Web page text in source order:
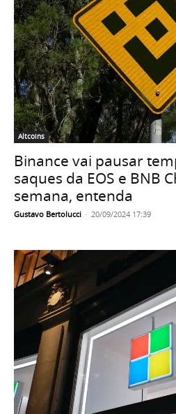
Altcoins
Binance vai pausar
saques da EOS e BNB
semana, entenda
Gustavo Bertolucci - 20/09/2024 17:39